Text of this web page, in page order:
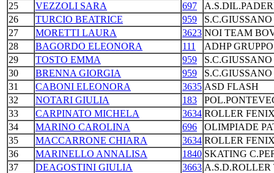
25
VEZZOLI SARA 697
26
TURCIO BEATRICE 959
S.C.GIUSSANO
27
MORETTI LAURA 3623 NOI TEAM
28
BAGORDO ELEONORA 111
ADHP
29
TOSTO EMMA 959
S.C.GIUSSANO
30
BRENNA GIORGIA 959
S.C.GIUSSANO
31
CABONI ELEONORA 3635 ASD FLASH
32
NOTARI GIULIA 183
33
CARPINATO MICHELA 3634 ROLLER
34
MARINO CAROLINA 696
OLIMPIADE
35
MACCARRONE CHIARA 3634 ROLLER
36
MARINELLO ANNALISA 1840 SKATING
37
DEAGOSTINI GIULIA 3663 A.S.D.ROLLER